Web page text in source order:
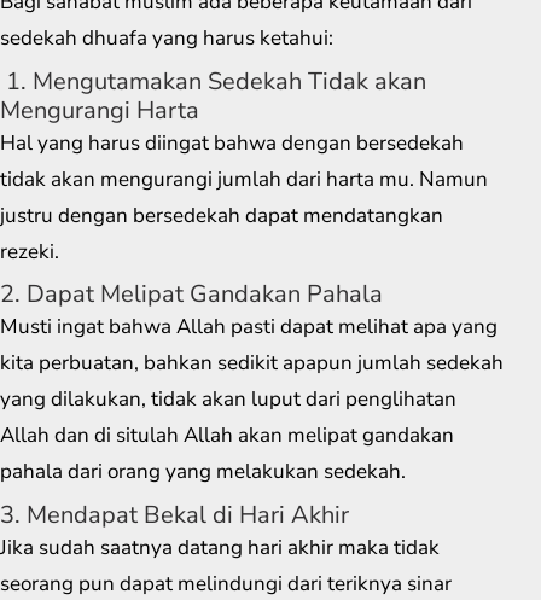
sedekah dhuafa yang harus ketahui:
1. Mengutamakan Sedekah Tidak akan
Mengurangi Harta
Hal yang harus diingat bahwa dengan bersedekah
tidak akan mengurangi jumlah dari harta mu. Namun
justru dengan bersedekah dapat mendatangkan
rezeki.
2. Dapat Melipat Gandakan Pahala
Musti ingat bahwa Allah pasti dapat melihat apa yang
kita perbuatan, bahkan sedikit apapun jumlah sedekah
yang dilakukan, tidak akan luput dari penglihatan
Allah dan di situlah Allah akan melipat gandakan
pahala dari orang yang melakukan sedekah.
3. Mendapat Bekal di Hari Akhir
Jika sudah saatnya datang hari akhir maka tidak
seorang pun dapat melindungi dari teriknya sinar